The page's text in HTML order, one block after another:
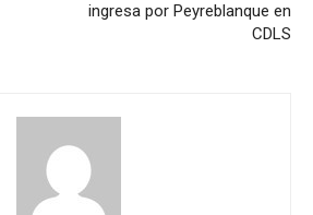
ingresa por Peyreblanque en
CDLS